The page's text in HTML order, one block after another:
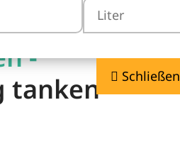
Schließen
-
tanken